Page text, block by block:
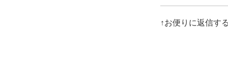
↑お便りに返信す